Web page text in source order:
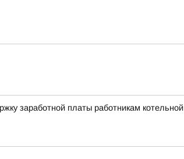
заработной платы работникам котельной